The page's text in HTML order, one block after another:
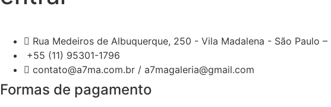
Rua Medeiros de Albuquerque, 250 - Vila Madalena - São Paulo –
+55 (11) 95301-1796
contato@a7ma.com.br / a7magaleria@gmail.com
Formas de pagamento